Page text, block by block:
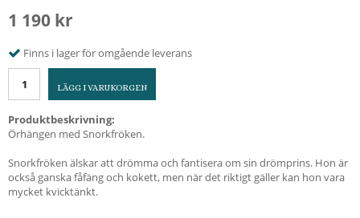
1 190 kr
Finns i lager för omgående leverans
LÄGG I VARUKORGEN
Produktbeskrivning:
Örhängen med Snorkfröken.
Snorkfröken älskar att drömma och fantisera om sin drömprins. Hon är
också ganska fåfäng och kokett, men när det riktigt gäller kan hon vara
mycket kvicktänkt.